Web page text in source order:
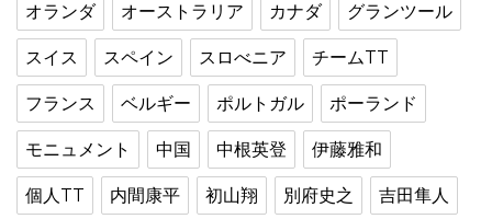
オランダ オーストラリア カナダ グランツール
スイス スペイン スロべニア チームTT
フランス ベルギー ポルトガル ポーランド
モニュメント 中国 中根英登 伊藤雅和
個人TT 内間康平 初山翔 別府史之 吉田隼人